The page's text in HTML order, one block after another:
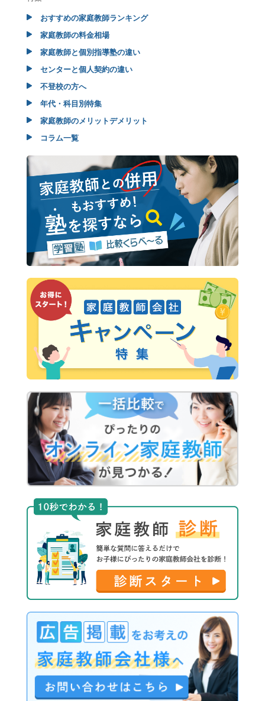
おすすめの家庭教師ランキング
家庭教師の料金相場
家庭教師と個別指導塾の違い
センターと個人契約の違い
不登校の方へ
年代・科目別特集
家庭教師のメリットデメリット
コラム一覧